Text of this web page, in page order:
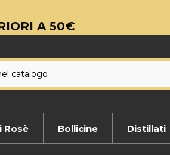
A 50€
Rosè Bollicine Distillati